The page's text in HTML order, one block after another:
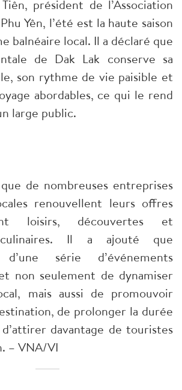
président de l’Association
Yên, l’été est la haute saison
balnéaire local. Il a déclaré que
de Dak Lak conserve sa
son rythme de vie paisible et
abordables, ce qui le rend
large public.
de nombreuses entreprises
renouvellent leurs offres
loisirs, découvertes et
culinaires. Il a ajouté que
d’une série d’événements
non seulement de dynamiser
mais aussi de promouvoir
de prolonger la durée
davantage de touristes
– VNA/VI